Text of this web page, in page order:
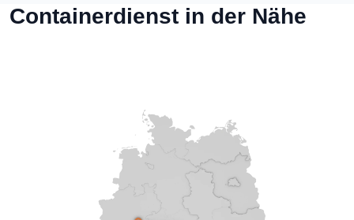
Containerdienst in der Nähe